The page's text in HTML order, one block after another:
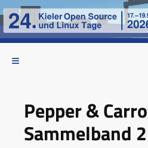
Pepper &
Sammelband 2